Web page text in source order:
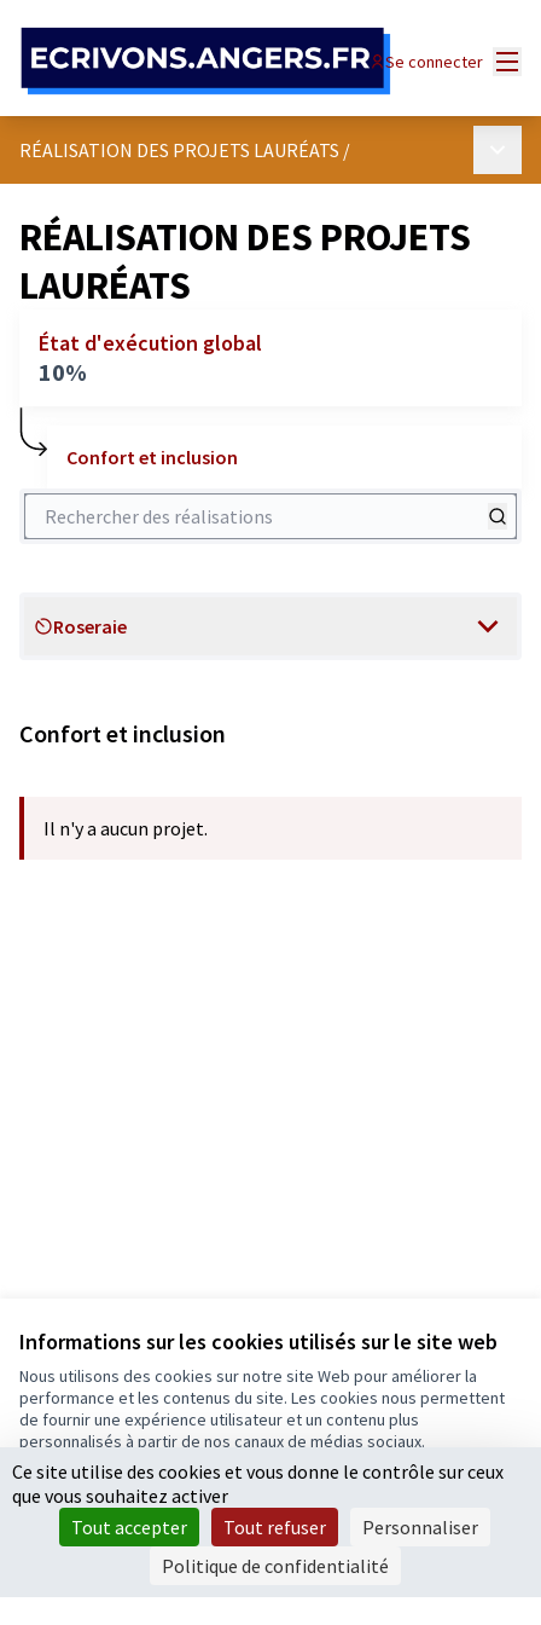
Informations sur les cookies utilisés sur le site web
Nous utilisons des cookies sur notre site Web pour améliorer la
performance et les contenus du site. Les cookies nous permettent
de fournir une expérience utilisateur et un contenu plus
personnalisés à partir de nos canaux de médias sociaux.
Tout accepter
Accepter seulement les cookies essentiels
Paramètres
Se connecter
RÉALISATION DES PROJETS LAURÉATS /
RÉALISATION DES PROJETS
LAURÉATS
État d'exécution global
10%
Confort et inclusion
Rechercher des réalisations
Scope
Roseraie
Confort et inclusion
Il n'y a aucun projet.
Ce site utilise des cookies et vous donne le contrôle sur ceux
que vous souhaitez activer
Tout accepter
Tout refuser
Personnaliser
Politique de confidentialité